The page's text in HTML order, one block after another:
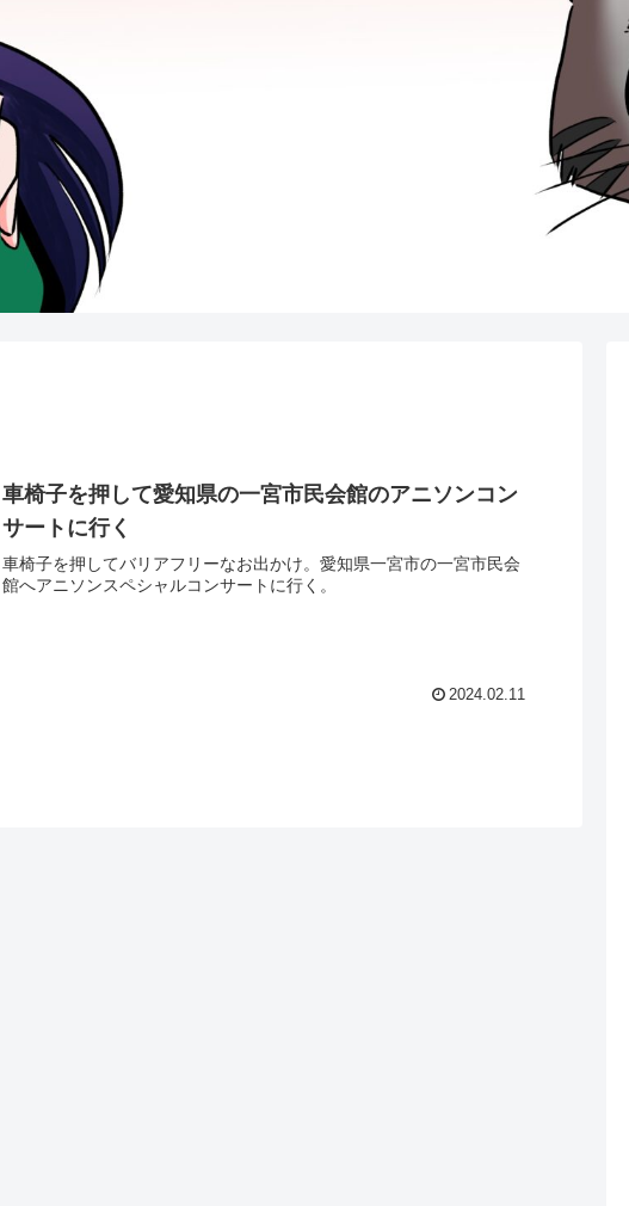
車椅子を押して愛知県の一宮市民会館のアニソンコン
サートに行く
車椅子を押してバリアフリーなお出かけ。愛知県一宮市の一宮市民会
館へアニソンスペシャルコンサートに行く。
2024.02.11